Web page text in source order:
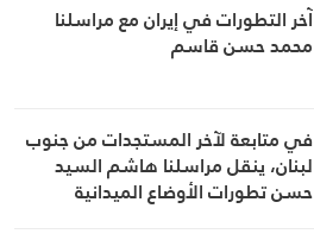
آخر التطورات في إيران مع مراسلنا
محمد حسن قاسم
في متابعة لآخر المستجدات من جنوب
لبنان، ينقل مراسلنا هاشم السيد
حسن تطورات الأوضاع الميدانية